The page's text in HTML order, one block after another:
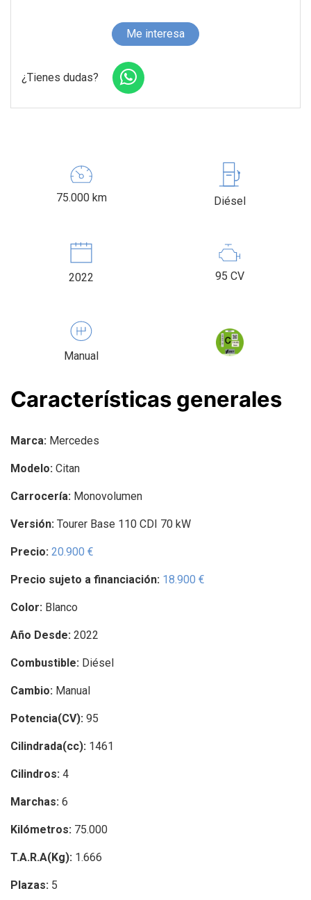
Me interesa
¿Tienes dudas?
75.000 km Diésel
2022 95 CV
Manual
Características generales
Marca: Mercedes
Modelo: Citan
Carrocería: Monovolumen
Versión: Tourer Base 110 CDI 70 kW
Precio: 20.900 €
Precio sujeto a financiación: 18.900 €
Color: Blanco
Año Desde: 2022
Combustible: Diésel
Cambio: Manual
Potencia(CV): 95
Cilindrada(cc): 1461
Cilindros: 4
Marchas: 6
Kilómetros: 75.000
T.A.R.A(Kg): 1.666
Plazas: 5